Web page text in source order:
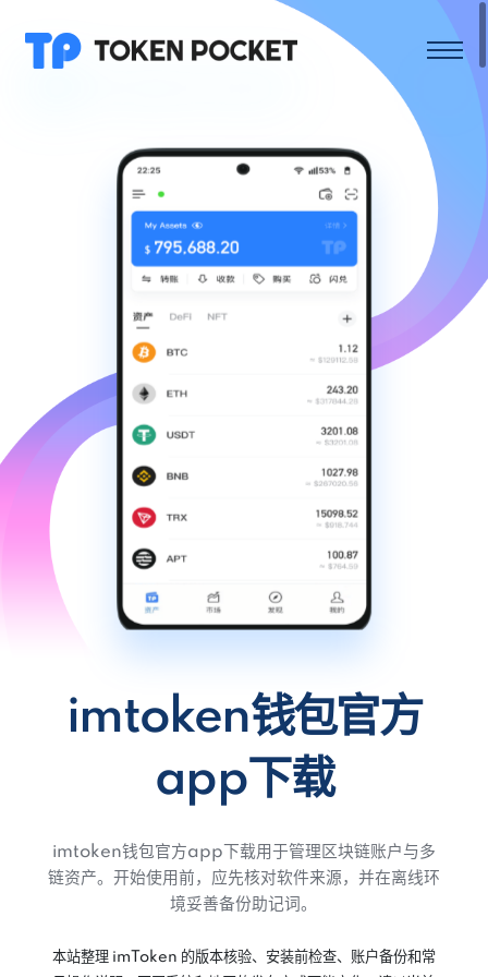
imtoken钱包官方
app下载
imtoken钱包官方app下载用于管理区块链账户与多
链资产。开始使用前，应先核对软件来源，并在离线环
境妥善备份助记词。
本站整理 imToken 的版本核验、安装前检查、账户备份和常